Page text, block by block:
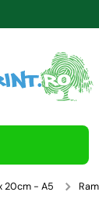
20cm - A5